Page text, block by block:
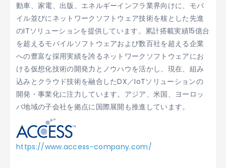
動車、家電、出版、エネルギーインフラ業界向けに、モバ
イル並びにネットワークソフトウェア技術を核とした先進
のITソリューションを提供しています。累計搭載実績15億台
を超えるモバイルソフトウェアおよび数百社を超える企業
への豊富な採用実績を誇るネットワークソフトウェアにお
ける仮想化技術の開発力とノウハウを活かし、現在、組み
込みとクラウド技術を融合したDX／IoTソリューションの
開発・事業化に注力しています。アジア、米国、ヨーロッ
パ地域の子会社を拠点に国際展開も推進しています。
https://www.access-company.com/